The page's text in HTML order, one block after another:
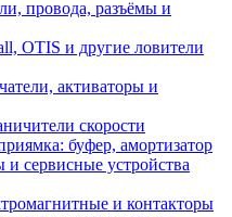
провода, разъёмы и
OTIS и другие ловители
активаторы и
скорости
буфер, амортизатор
сервисные устройства
и контакторы